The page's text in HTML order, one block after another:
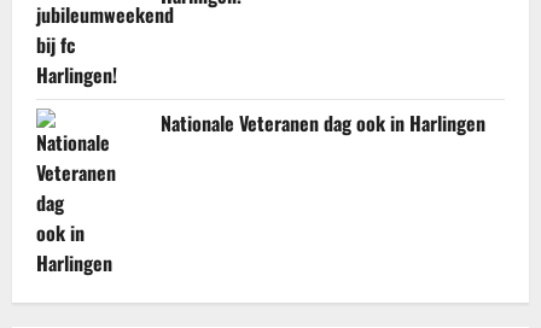
Nationale Veteranen dag ook in Harlingen